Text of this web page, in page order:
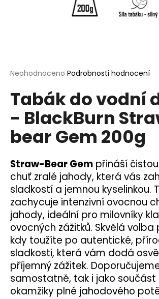
Průměrné
produktu
z
5
hvězdiček.
Neohodnoceno Podrobnosti hodnocení
Tabák do vodní
- BlackBurn
bear Gem 200g
Straw-Bear Gem přináší
chuť zralé jahody, která vás
sladkostí a jemnou kyselinkou.
zachycuje intenzivní ovocnou
jahody, ideální pro milovníky
ovocných zážitků. Skvělá volba
kdy toužíte po autentické,
sladkosti, která vám dodá
příjemný zážitek.
samostatně, tak i jako součást
okamžiky plné jahodového
HLEDAT
D
o
p
o
r
u
č
u
j
e
m
e